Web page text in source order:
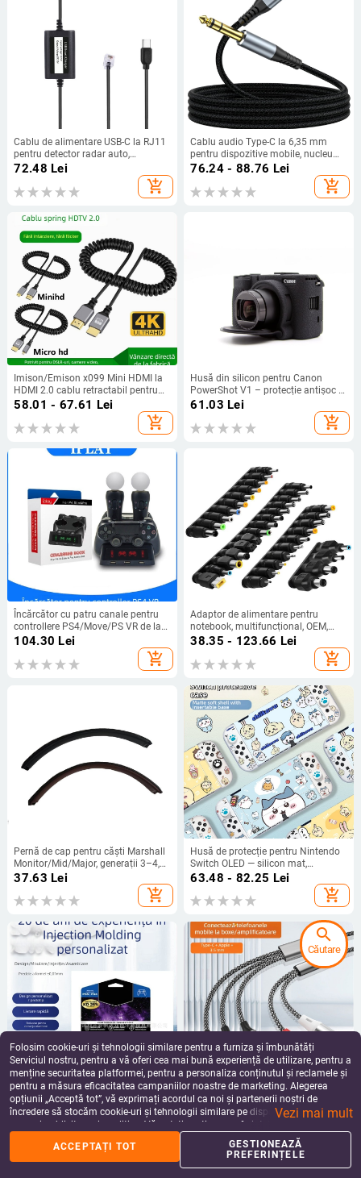
Cablu de alimentare USB-C la RJ11
pentru detector radar auto,
amplificare 5V-12V, lungime 1,5 m,
72.48 Lei
add_shopping_cart
Cablu audio Type-C la 6,35 mm
pentru dispozitive mobile, nucleu
din cupru pur, conductor din cupru
desoxidat, ROSH certificat, 100 g
76.24 - 88.76 Lei
add_shopping_cart
Imison/Emison x099 Mini HDMI la
HDMI 2.0 cablu retractabil pentru
camera micro SLR, cupru fără
oxigen, placare cu aur, lungime 1,5
m, model x099
58.01 - 67.61 Lei
add_shopping_cart
Husă din silicon pentru Canon
PowerShot V1 – protecție antișoc și
uzură
61.03 Lei
add_shopping_cart
Încărcător cu patru canale pentru
controllere PS4/Move/PS VR de la
ipega – interfață USB, carcasă ABS
104.30 Lei
add_shopping_cart
Adaptor de alimentare pentru
notebook, multifuncțional, OEM,
compatibil universal, BESIVO
38.35 - 123.66 Lei
add_shopping_cart
Pernă de cap pentru căști Marshall
Monitor/Mid/Major, generații 3–4,
material: piele sintetică, potrivire
confortabilă
37.63 Lei
add_shopping_cart
Husă de protecție pentru Nintendo
Switch OLED — silicon mat,
antiamprentare, atingere moale,
compatibil Switch și Switch OLED,
greutate 59 g
63.48 - 82.25 Lei
add_shopping_cart
Cap joystick PS5/Xbox, capac de
mărire, USB, plastic, personalizabil
cu logo
42.27Lei
add_shopping_cart
Cablu audio Lotus transfrontalier
trei-în-unu la 2Rca, potrivit pentru
amplificator audio Apple de tip C de
3,5 mm la difuzor
64.14 - 84.58 Lei
add_shopping_cart
Folosim cookie-uri și tehnologii similare pentru a furniza și îmbunătăți
Serviciul nostru, pentru a vă oferi cea mai bună experiență de utilizare, pentru a
menține securitatea platformei, pentru a personaliza conținutul și reclamele și
pentru a măsura eficacitatea campaniilor noastre de marketing. Alegerea
opțiunii „Acceptă tot”, vă exprimați acordul ca noi și partenerii noștri de
încredere să stocăm cookie-uri și tehnologii similare pe dispozitivul dvs. în
scopuri publicitare și analitice. Vă puteți gestiona preferințele în orice moment
făcând clic pe „Gestionează preferințele”. Pentru mai multe informații, vă
rugăm să consultațiPolitica noastră de confidențialitate.
Vezi mai mult
ACCEPTAȚI TOT
GESTIONEAZĂ
PREFERINȚELE
search
Căutare